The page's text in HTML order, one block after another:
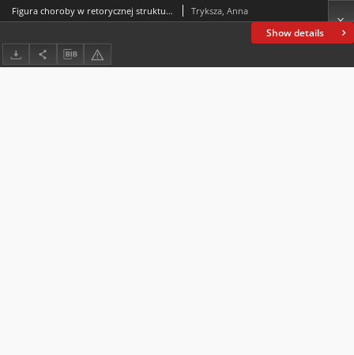
Show details
Figura choroby w retorycznej strukturze powieści kryminalnej na przykładzie „Szachownicy flamandzkiej” Arturo Péreza-Reverte oraz Fałszywego tropu Henninga Mankella. Część 2 Tryksza, Anna